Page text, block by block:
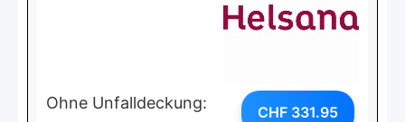
Ohne Unfalldeckung: CHF 331.95